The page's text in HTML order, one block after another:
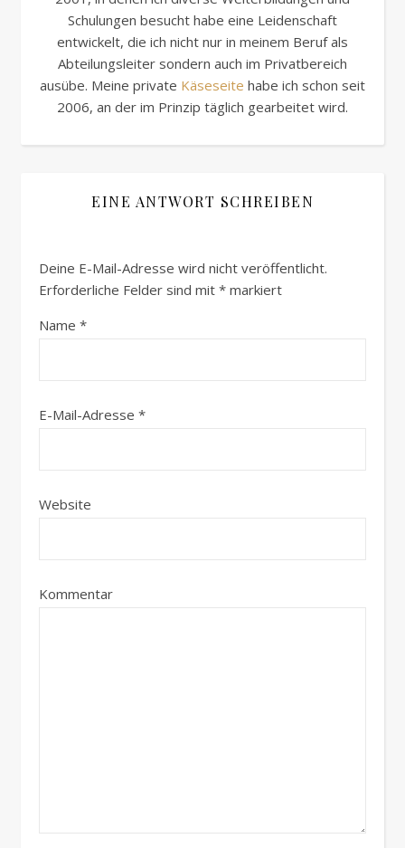
Schulungen besucht habe eine Leidenschaft
entwickelt, die ich nicht nur in meinem Beruf als
Abteilungsleiter sondern auch im Privatbereich
ausübe. Meine private Käseseite habe ich schon seit
2006, an der im Prinzip täglich gearbeitet wird.
EINE ANTWORT SCHREIBEN
Deine E-Mail-Adresse wird nicht veröffentlicht.
Erforderliche Felder sind mit * markiert
Name *
E-Mail-Adresse *
Website
Kommentar